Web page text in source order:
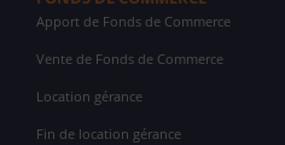
Apport de Fonds de Commerce
Vente de Fonds de Commerce
Location gérance
Fin de location gérance